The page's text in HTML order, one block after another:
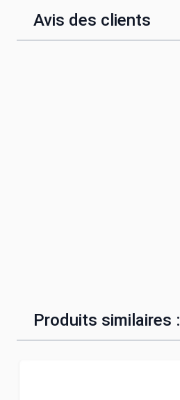
Avis des clients
Produits similaires :